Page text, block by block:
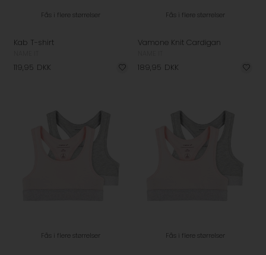
Fås i flere størrelser
Kab T-shirt
119,95 DKK
Fås i flere størrelser
Vamone Knit Cardigan
189,95 DKK
Fås i flere størrelser Fås i flere størrelser